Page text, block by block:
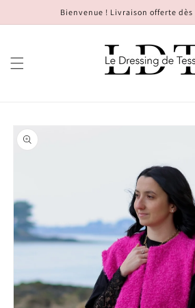
et passer
au
Bienvenue ! Livraison offerte dès
informations
produits